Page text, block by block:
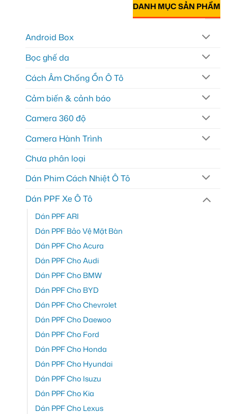
DANH MỤC SẢN PHẨM
Android Box
Bọc ghế da
Cách Âm Chống Ồn Ô Tô
Cảm biến & cảnh báo
Camera 360 độ
Camera Hành Trình
Chưa phân loại
Dán Phim Cách Nhiệt Ô Tô
Dán PPF Xe Ô Tô
Dán PPF ARI
Dán PPF Bảo Vệ Mặt Bàn
Dán PPF Cho Acura
Dán PPF Cho Audi
Dán PPF Cho BMW
Dán PPF Cho BYD
Dán PPF Cho Chevrolet
Dán PPF Cho Daewoo
Dán PPF Cho Ford
Dán PPF Cho Honda
Dán PPF Cho Hyundai
Dán PPF Cho Isuzu
Dán PPF Cho Kia
Dán PPF Cho Lexus